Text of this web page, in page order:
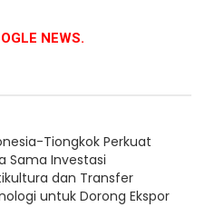
NEWS.
Tiongkok Perkuat
Sama Investasi
dan Transfer
untuk Dorong Ekspor